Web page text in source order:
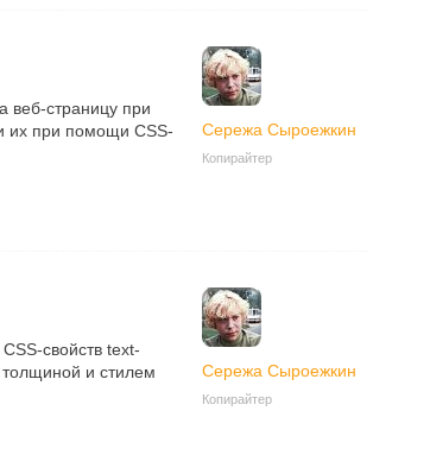
веб-страницу при
их при помощи CSS-
Сережа Сыроежкин
Копирайтер
свойств text-
и стилем
Сережа Сыроежкин
Копирайтер